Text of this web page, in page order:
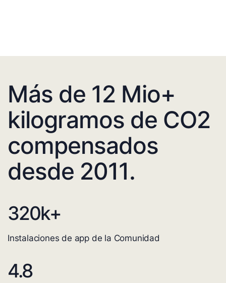
Más de 12 Mio+
kilogramos de CO2
compensados
desde 2011.
320k+
Instalaciones de app de la Comunidad
4.8